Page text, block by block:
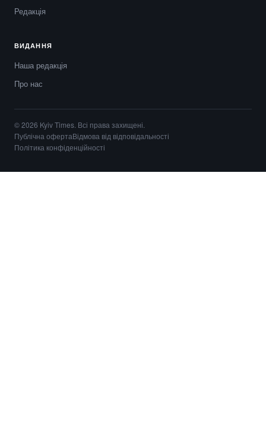
Редакція
ВИДАННЯ
Наша редакція
Про нас
© 2026 Kyiv Times. Всі права захищені.
Публічна офертаВідмова від відповідальності
Політика конфіденційності